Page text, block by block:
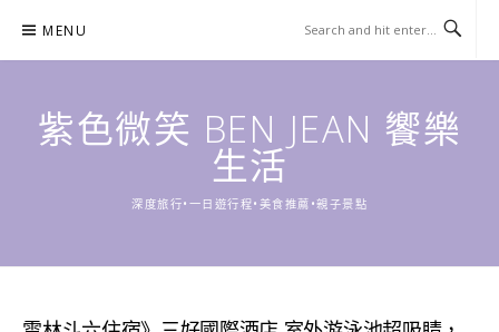
content
MENU
紫色微笑 BEN JEAN 饗樂
生活
深度旅行•一日遊行程•美食推薦•親子景點